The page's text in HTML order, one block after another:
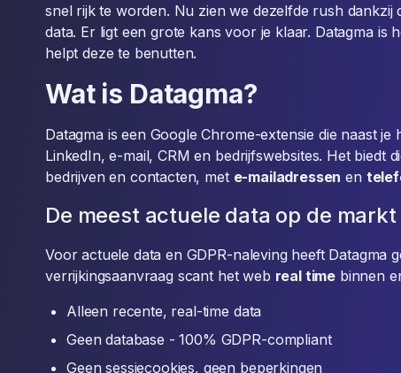
snel rijk te worden. Nu zien we dezelfde rush dankzij
data. Er ligt een grote kans voor je klaar. Datagma is
helpt deze te benutten.
Wat is Datagma?
Datagma is een Google Chrome-extensie die naast
LinkedIn, e-mail, CRM en bedrijfswebsites. Het biedt
bedrijven en contacten, met e-mailadressen en
De meest actuele data op de markt
Voor actuele data en GDPR-naleving heeft Datagma
verrijkingsaanvraag scant het web real time binnen
Alleen recente, real-time data
Geen database - 100% GDPR-compliant
Geen sessiecookies, geen beperkingen